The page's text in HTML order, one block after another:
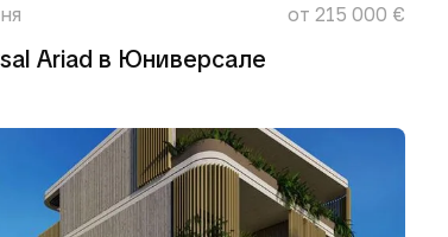
от 215 000 €
Ariad в Юниверсале